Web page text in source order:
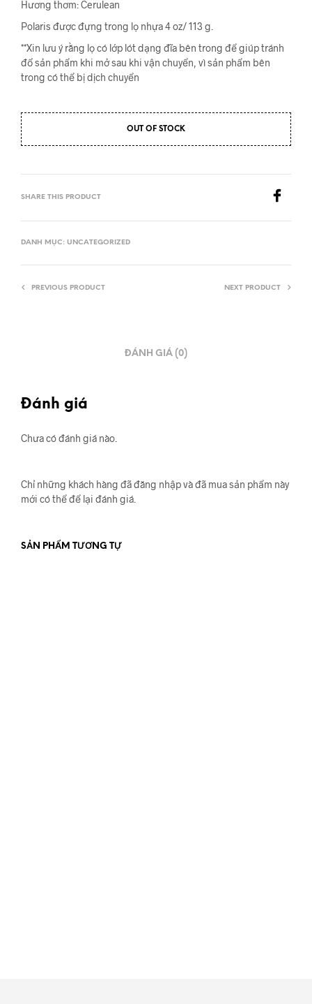
Hương thơm: Cerulean
Polaris được đựng trong lọ nhựa 4 oz/ 113 g.
**Xin lưu ý rằng lọ có lớp lót dạng đĩa bên trong để giúp tránh
đổ sản phẩm khi mở sau khi vận chuyển, vì sản phẩm bên
trong có thể bị dịch chuyển
OUT OF STOCK
SHARE THIS PRODUCT
DANH MỤC: UNCATEGORIZED
PREVIOUS PRODUCT NEXT PRODUCT
ĐÁNH GIÁ (0)
Đánh giá
Chưa có đánh giá nào.
Chỉ những khách hàng đã đăng nhập và đã mua sản phẩm này
mới có thể để lại đánh giá.
SẢN PHẨM TƯƠNG TỰ